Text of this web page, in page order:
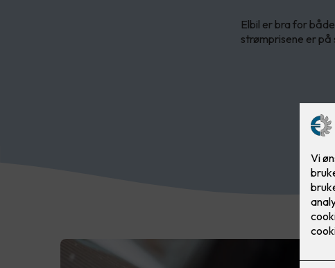
Elbil er bra for
strømprisene er på